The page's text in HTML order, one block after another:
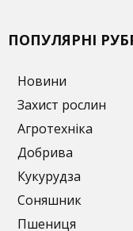
ПОПУЛЯРНІ
Новини
Захист рослин
Агротехніка
Добрива
Кукурудза
Соняшник
Пшениця